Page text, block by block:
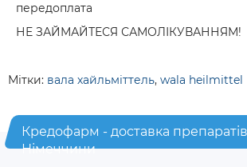
передоплата
НЕ ЗАЙМАЙТЕСЯ САМОЛІКУВАННЯМ!
Мітки: вала хайльміттель, wala heilmittel
Кредофарм - доставка
Німеччини